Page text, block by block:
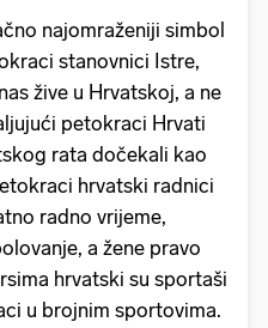
najomraženiji simbol
stanovnici Istre,
žive u Hrvatskoj, a ne
petokraci Hrvati
rata dočekali kao
hrvatski radnici
radno vrijeme,
a žene pravo
hrvatski su sportaši
u brojnim sportovima.